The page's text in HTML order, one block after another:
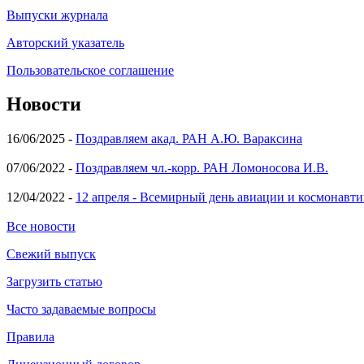
Выпуски журнала
Авторский указатель
Пользовательское соглашение
Новости
16/06/2025 - Поздравляем акад. РАН А.Ю. Вараксина
07/06/2022 - Поздравляем чл.-корр. РАН Ломоносова И.В.
12/04/2022 - 12 апреля - Всемирный день авиации и
Все новости
Свежий выпуск
Загрузить статью
Часто задаваемые вопросы
Правила